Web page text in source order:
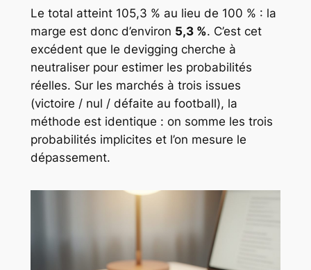
Le total atteint 105,3 % au lieu de 100 % : la
marge est donc d’environ 5,3 %. C’est cet
excédent que le devigging cherche à
neutraliser pour estimer les probabilités
réelles. Sur les marchés à trois issues
(victoire / nul / défaite au football), la
méthode est identique : on somme les trois
probabilités implicites et l’on mesure le
dépassement.